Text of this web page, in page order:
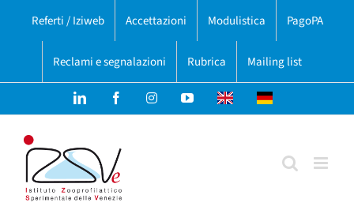
Referti / Iziweb Accettazioni Modulistica PagoPA
Reclami e segnalazioni Rubrica Mailing list
LinkedIn FacebookInstagramYouTubeEnglish
Deutsch